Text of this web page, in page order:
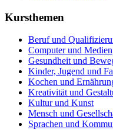
Kursthemen
Beruf und
Computer und Medien
Gesundheit und
Kinder, Jugend und
Kochen und
Kreativität und
Kultur und Kunst
Mensch und
Sprachen und